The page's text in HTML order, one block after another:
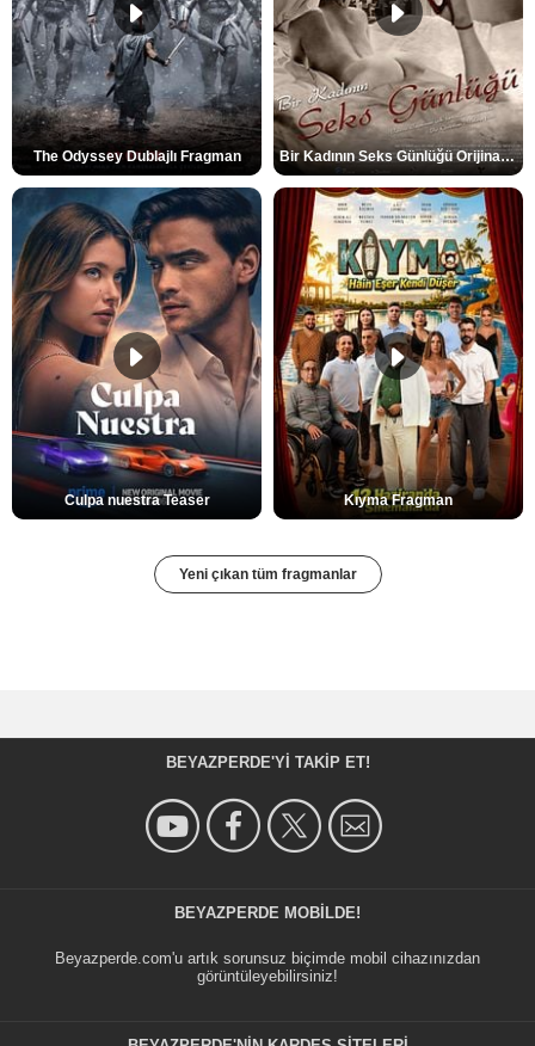
The Odyssey Dublajlı Fragman Bir Kadının Seks Günlüğü Orijinal Fragman
Culpa nuestra Teaser Kıyma Fragman
Yeni çıkan tüm fragmanlar
BEYAZPERDE'YI TAKIP ET!
BEYAZPERDE MOBILDE!
Beyazperde.com'u artık sorunsuz biçimde mobil cihazınızdan
görüntüleyebilirsiniz!